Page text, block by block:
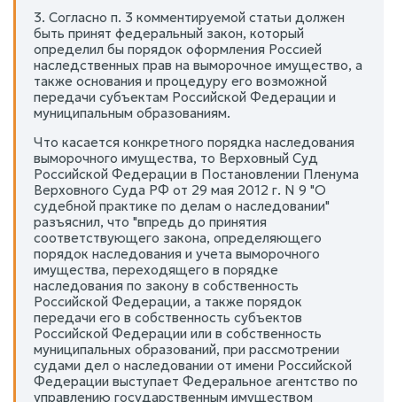
3. Согласно п. 3 комментируемой статьи должен
быть принят федеральный закон, который
определил бы порядок оформления Россией
наследственных прав на выморочное имущество, а
также основания и процедуру его возможной
передачи субъектам Российской Федерации и
муниципальным образованиям.
Что касается конкретного порядка наследования
выморочного имущества, то Верховный Суд
Российской Федерации в Постановлении Пленума
Верховного Суда РФ от 29 мая 2012 г. N 9 "О
судебной практике по делам о наследовании"
разъяснил, что "впредь до принятия
соответствующего закона, определяющего
порядок наследования и учета выморочного
имущества, переходящего в порядке
наследования по закону в собственность
Российской Федерации, а также порядок
передачи его в собственность субъектов
Российской Федерации или в собственность
муниципальных образований, при рассмотрении
судами дел о наследовании от имени Российской
Федерации выступает Федеральное агентство по
управлению государственным имуществом